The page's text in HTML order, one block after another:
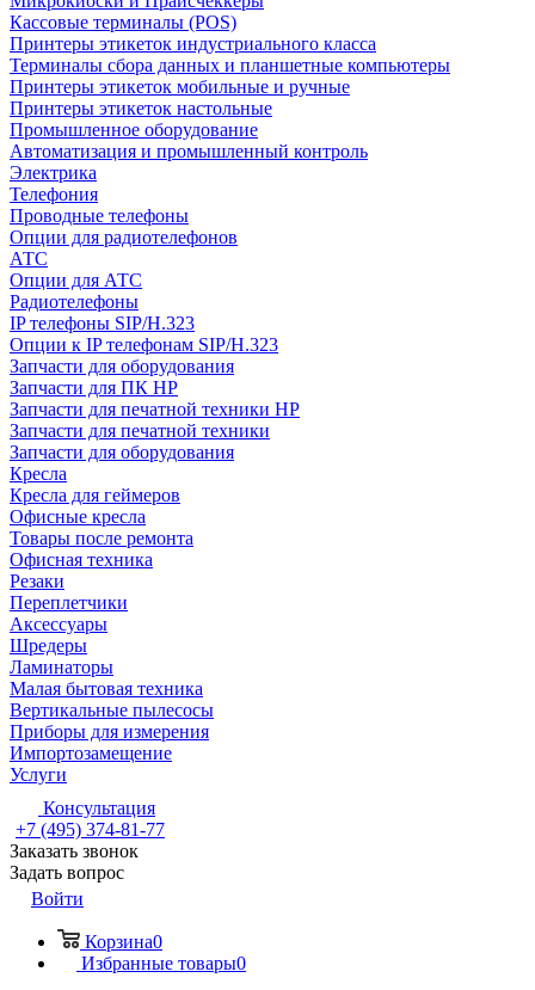
Кассовые терминалы (POS)
Принтеры этикеток индустриального класса
Терминалы сбора данных и планшетные компьютеры
Принтеры этикеток мобильные и ручные
Принтеры этикеток настольные
Промышленное оборудование
Автоматизация и промышленный контроль
Электрика
Телефония
Проводные телефоны
Опции для радиотелефонов
АТС
Опции для АТС
Радиотелефоны
IP телефоны SIP/H.323
Опции к IP телефонам SIP/H.323
Запчасти для оборудования
Запчасти для ПК HP
Запчасти для печатной техники HP
Запчасти для печатной техники
Запчасти для оборудования
Кресла
Кресла для геймеров
Офисные кресла
Товары после ремонта
Офисная техника
Резаки
Переплетчики
Аксессуары
Шредеры
Ламинаторы
Малая бытовая техника
Вертикальные пылесосы
Приборы для измерения
Импортозамещение
Услуги
Консультация
+7 (495) 374-81-77
Заказать звонок
Задать вопрос
Войти
Корзина0
Избранные товары0